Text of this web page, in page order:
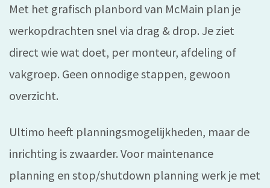
Met het grafisch planbord van McMain plan je
werkopdrachten snel via drag & drop. Je ziet
direct wie wat doet, per monteur, afdeling of
vakgroep. Geen onnodige stappen, gewoon
overzicht.
Ultimo heeft planningsmogelijkheden, maar de
inrichting is zwaarder. Voor maintenance
planning en stop/shutdown planning werk je met